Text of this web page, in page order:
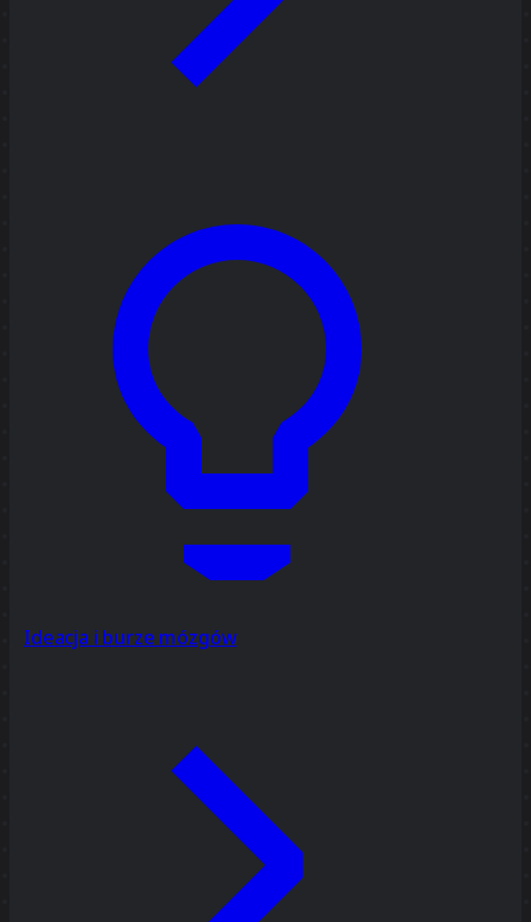
Ideacja i burze mózgów